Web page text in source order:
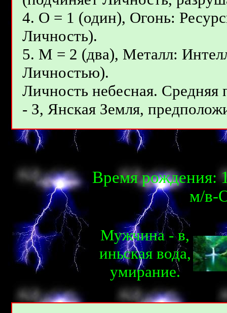
4. О = 1 (один), Огонь:
Личность).
5. М = 2 (два), Металл:
Личностью).
Личность небесная.
- З, Янcкая Земля,
Время рождения:
м/в-
Мужчина - в,
иньская вода,
умирание.